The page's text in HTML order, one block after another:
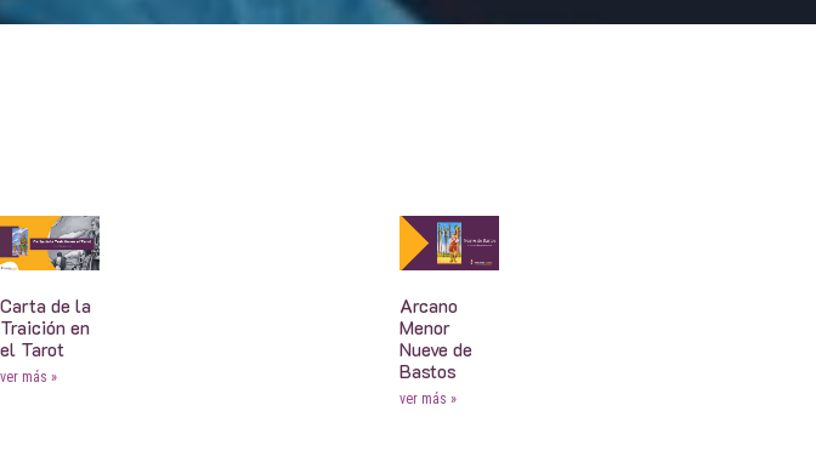
Carta de la
Traición en
el Tarot
ver más »
Arcano
Menor
Nueve de
Bastos
ver más »